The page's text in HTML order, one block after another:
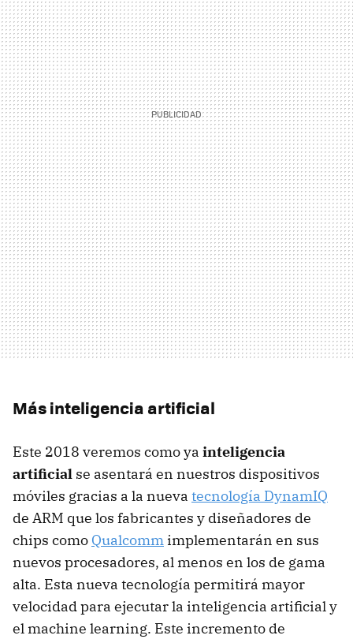
Más inteligencia artificial
Este 2018 veremos como ya inteligencia
artificial se asentará en nuestros dispositivos
móviles gracias a la nueva tecnología DynamIQ
de ARM que los fabricantes y diseñadores de
chips como Qualcomm implementarán en sus
nuevos procesadores, al menos en los de gama
alta. Esta nueva tecnología permitirá mayor
velocidad para ejecutar la inteligencia artificial y
el machine learning. Este incremento de